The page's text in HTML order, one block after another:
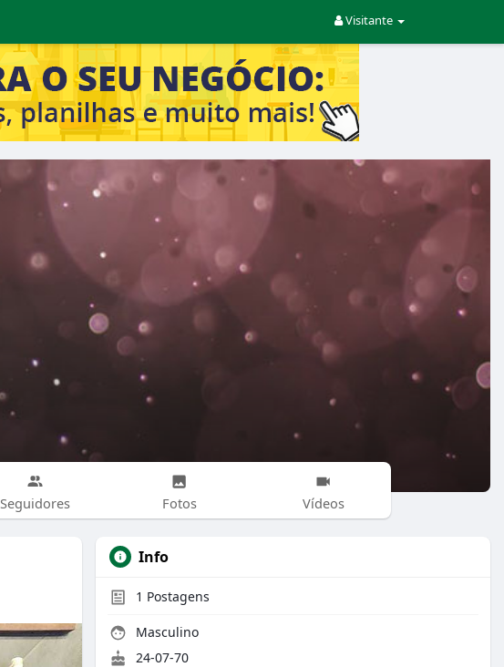
Visitante
Seguidores Fotos Vídeos
Info
1 Postagens
Masculino
24-07-70